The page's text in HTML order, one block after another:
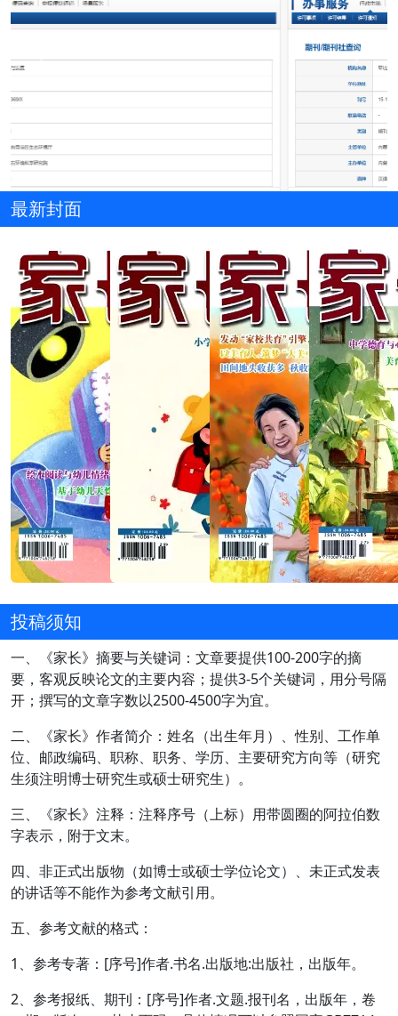
Previous Next
最新封面
投稿须知
一、《家长》摘要与关键词：文章要提供100-200字的摘
要，客观反映论文的主要内容；提供3-5个关键词，用分号隔
开；撰写的文章字数以2500-4500字为宜。
二、《家长》作者简介：姓名（出生年月）、性别、工作单
位、邮政编码、职称、职务、学历、主要研究方向等（研究
生须注明博士研究生或硕士研究生）。
三、《家长》注释：注释序号（上标）用带圆圈的阿拉伯数
字表示，附于文末。
四、非正式出版物（如博士或硕士学位论文）、未正式发表
的讲话等不能作为参考文献引用。
五、参考文献的格式：
1、参考专著：[序号]作者.书名.出版地:出版社，出版年。
2、参考报纸、期刊：[序号]作者.文题.报刊名，出版年，卷